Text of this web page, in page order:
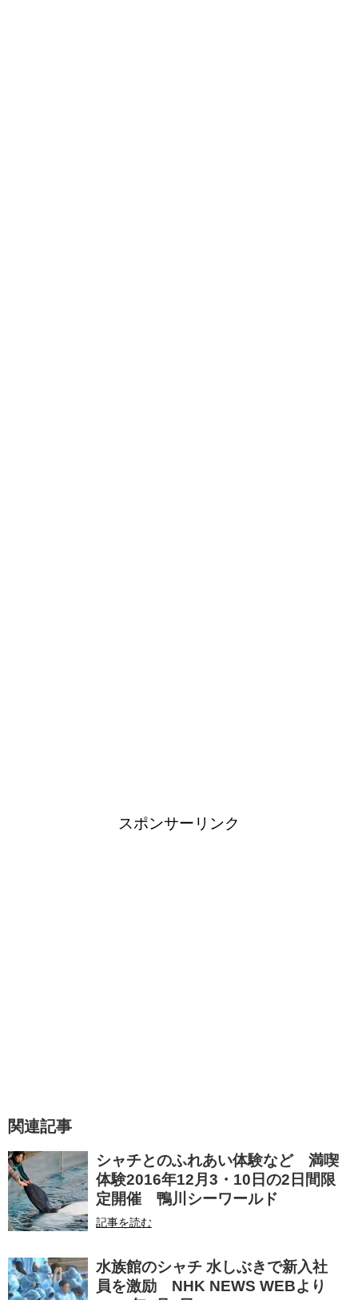
スポンサーリンク
関連記事
シャチとのふれあい体験など 満喫
体験2016年12月3・10日の2日間限
定開催 鴨川シーワールド
記事を読む
水族館のシャチ 水しぶきで新入社
員を激励 NHK NEWS WEBより